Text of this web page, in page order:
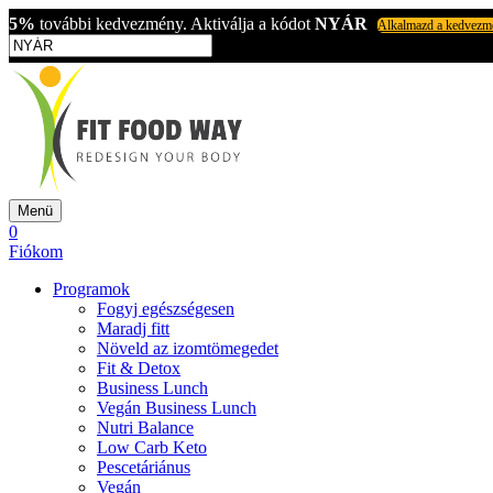
5% további kedvezmény. Aktiválja a kódot NYÁR Alkalmazd a
Menü
0
Fiókom
Programok
Fogyj egészségesen
Maradj fitt
Növeld az izomtömegedet
Fit & Detox
Business Lunch
Vegán Business Lunch
Nutri Balance
Low Carb Keto
Pescetáriánus
Vegán